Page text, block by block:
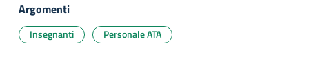
Argomenti
Insegnanti Personale ATA